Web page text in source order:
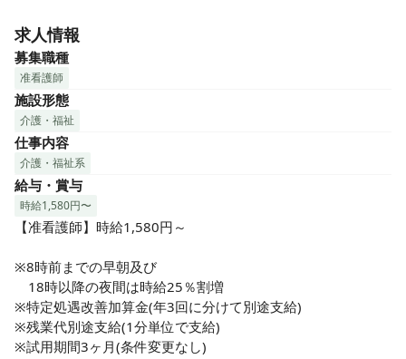
■ICT化（デジタル化）で業務効率UP
■正看護師・准看護師ともに歓迎です！
■教育体制が整っているので初心者もOK！
■経験やスキルを活かす経験者も活躍中！
★定員36名の介護付有料老人ホームでの看護のお仕事です
■健康管理
■簡単な医療処置
■服薬管理
■機能訓練など
介護スタッフや提携医療機関と
医療処置などの観点から
心安らぐケアを行っていただきます。
利用者様の日々の様子への気配り、
目配りを大事に取り組んでいます。
求人情報
募集職種
准看護師
施設形態
介護・福祉
仕事内容
介護・福祉系
給与・賞与
時給1,580円〜
【准看護師】時給1,580円～
※8時前までの早朝及び
18時以降の夜間は時給25％割増
※特定処遇改善加算金(年3回に分けて別途支給)
※残業代別途支給(1分単位で支給)
※試用期間3ヶ月(条件変更なし)